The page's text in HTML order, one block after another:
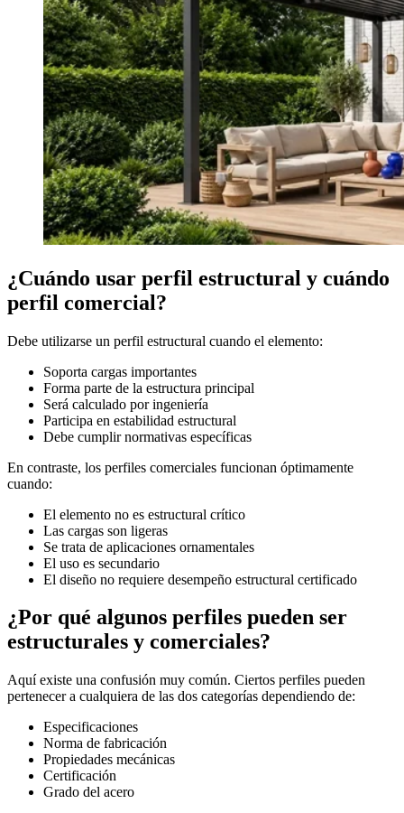
¿Cuándo usar perfil estructural y cuándo
perfil comercial?
Debe utilizarse un perfil estructural cuando el elemento:
Soporta cargas importantes
Forma parte de la estructura principal
Será calculado por ingeniería
Participa en estabilidad estructural
Debe cumplir normativas específicas
En contraste, los perfiles comerciales funcionan óptimamente
cuando:
El elemento no es estructural crítico
Las cargas son ligeras
Se trata de aplicaciones ornamentales
El uso es secundario
El diseño no requiere desempeño estructural certificado
¿Por qué algunos perfiles pueden ser
estructurales y comerciales?
Aquí existe una confusión muy común. Ciertos perfiles pueden
pertenecer a cualquiera de las dos categorías dependiendo de:
Especificaciones
Norma de fabricación
Propiedades mecánicas
Certificación
Grado del acero